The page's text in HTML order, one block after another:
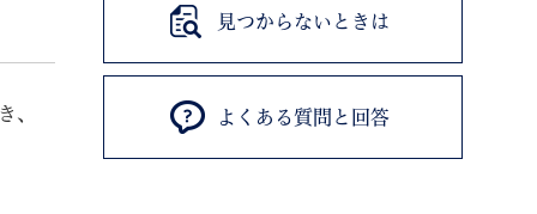
、
見つからないときは
よくある質問と回答